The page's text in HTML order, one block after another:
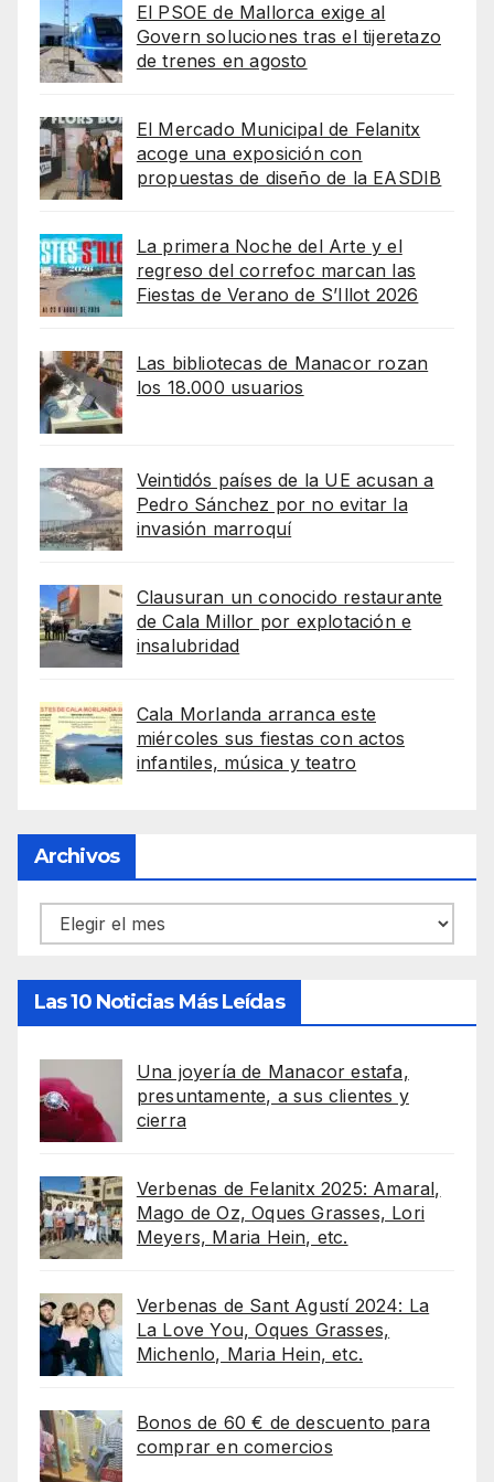
El PSOE de Mallorca exige al
Govern soluciones tras el tijeretazo
de trenes en agosto
El Mercado Municipal de Felanitx
acoge una exposición con
propuestas de diseño de la EASDIB
La primera Noche del Arte y el
regreso del correfoc marcan las
Fiestas de Verano de S’Illot 2026
Las bibliotecas de Manacor rozan
los 18.000 usuarios
Veintidós países de la UE acusan a
Pedro Sánchez por no evitar la
invasión marroquí
Clausuran un conocido restaurante
de Cala Millor por explotación e
insalubridad
Cala Morlanda arranca este
miércoles sus fiestas con actos
infantiles, música y teatro
Archivos
Archivos
Las 10 Noticias Más Leídas
Una joyería de Manacor estafa,
presuntamente, a sus clientes y
cierra
Verbenas de Felanitx 2025: Amaral,
Mago de Oz, Oques Grasses, Lori
Meyers, Maria Hein, etc.
Verbenas de Sant Agustí 2024: La
La Love You, Oques Grasses,
Michenlo, Maria Hein, etc.
Bonos de 60 € de descuento para
comprar en comercios